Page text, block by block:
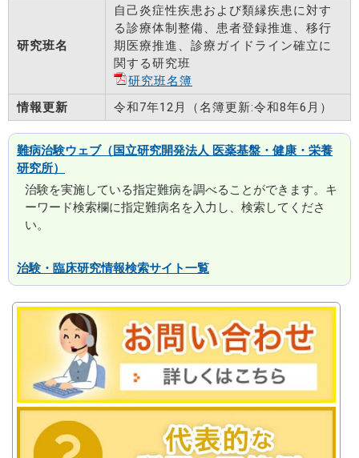
研究班名
自己炎症性疾患および類縁疾患に対す
る診療体制整備、患者登録推進、移行
期医療推進、診療ガイドライン確立に
関する研究班
研究班名簿
情報更新
令和7年12月（名簿更新:令和8年6月）
難病治験ウェブ（国立研究開発法人 医薬基盤・健康・栄養
研究所）
治験を実施している指定難病を調べることができます。キ
ーワード検索欄に指定難病名を入力し、検索してくださ
い。
治験・臨床研究情報検索サイト一覧